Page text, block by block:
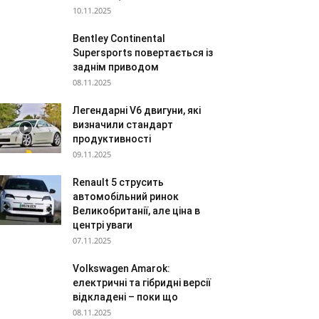
10.11.2025
Bentley Continental
Supersports повертається із
заднім приводом
08.11.2025
Легендарні V6 двигуни, які
визначили стандарт
продуктивності
09.11.2025
Renault 5 струсить
автомобільний ринок
Великобританії, але ціна в
центрі уваги
07.11.2025
Volkswagen Amarok:
електричні та гібридні версії
відкладені – поки що
08.11.2025